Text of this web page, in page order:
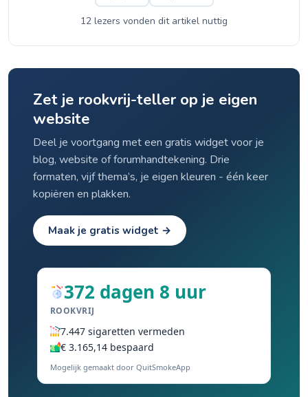
12 lezers vonden dit artikel nuttig
Zet je rookvrij-teller op je eigen
website
Deel je voortgang met een gratis widget voor je
blog, website of forumhandtekening. Drie
formaten, vijf thema’s, je eigen kleuren - één keer
kopiëren en plakken.
Maak je gratis widget →
372 dagen 8 uur
ROOKVRIJ
7.447 sigaretten vermeden
€ 3.165,14 bespaard
Mogelijk gemaakt door QuitSmokeApp